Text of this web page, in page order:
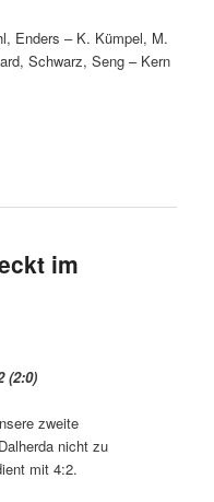
Enders – K. Kümpel, M.
Schwarz, Seng – Kern
im
(2:0)
zweite
nicht zu
mit 4:2.